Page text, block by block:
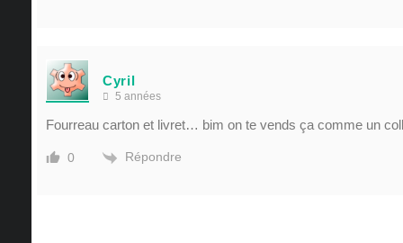
Cyril
5 années
Fourreau carton et livret… bim on te vends ça comme un
0 Répondre